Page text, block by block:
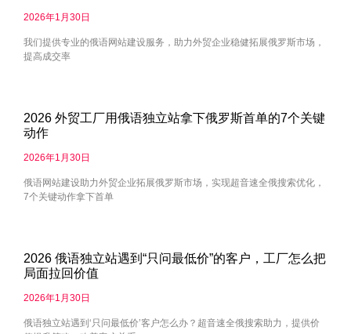
2026年1月30日
我们提供专业的俄语网站建设服务，助力外贸企业稳健拓展俄罗斯市场，
提高成交率
2026 外贸工厂用俄语独立站拿下俄罗斯首单的7个关键
动作
2026年1月30日
俄语网站建设助力外贸企业拓展俄罗斯市场，实现超音速全俄搜索优化，
7个关键动作拿下首单
2026 俄语独立站遇到“只问最低价”的客户，工厂怎么把
局面拉回价值
2026年1月30日
俄语独立站遇到‘只问最低价’客户怎么办？超音速全俄搜索助力，提供价